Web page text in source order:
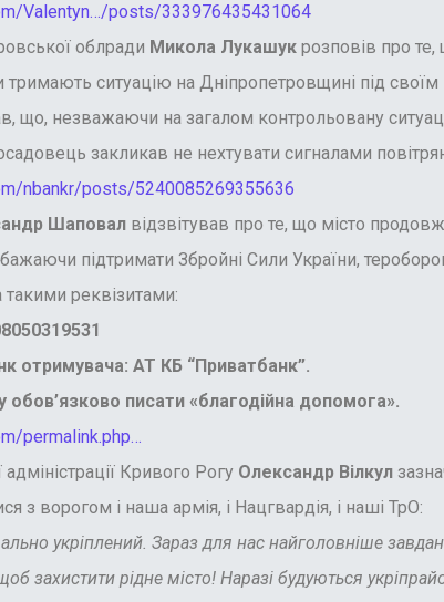
Valentyn…/posts/333976435431064
облради Микола Лукашукрозповів про те,
тримають ситуацію на Дніпропетровщині під
що, незважаючи на загалом контрольовану
закликав не нехтувати сигналами
nbankr/posts/5240085269355636
Шаповал відзвітував про те, що місто
підтримати Збройні Сили України,
реквізитами:
отримувача: АТ КБ “Приватбанк”.
обов’язково писати «благодійна допомога».
permalink.php…
Кривого Рогу Олександр Вілкул
з ворогом і наша армія, і Нацгвардія, і наші ТрО:
укріплений. Зараз для нас найголовніше
захистити рідне місто! Наразі будуються